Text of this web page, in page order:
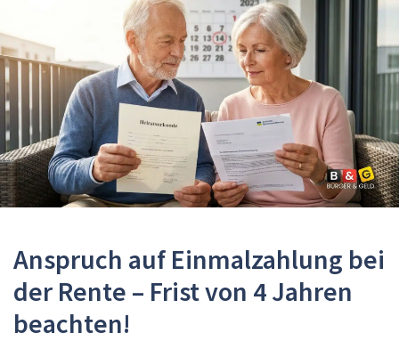
Anspruch auf Einmalzahlung bei
der Rente – Frist von 4 Jahren
beachten!